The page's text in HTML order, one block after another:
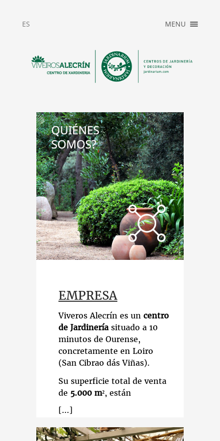
ES MENU
EMPRESA
Viveros Alecrín es un centro
de Jardineríasituado a 10
minutos de Ourense,
concretamente en Loiro
(San Cibrao dás Viñas).
Su superficie total de venta
de 5.000 m², están
distribuidos en diferentes
secciones entre las que cabe
destacar la sección de